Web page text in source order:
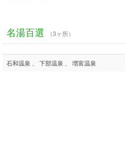
名湯百選 （3ヶ所）
石和温泉 、 下部温泉 、 増富温泉